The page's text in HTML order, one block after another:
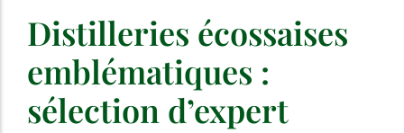
Distilleries écossaises
emblématiques :
sélection d’expert